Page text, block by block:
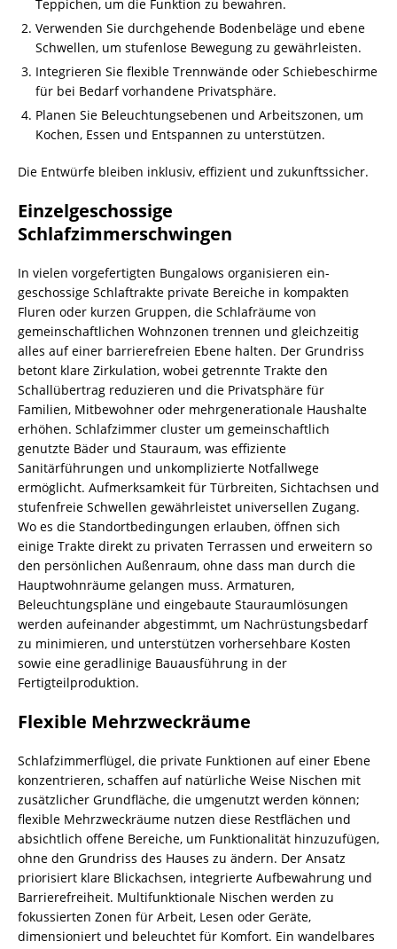
Teppichen, um die Funktion zu bewahren.
Verwenden Sie durchgehende Bodenbeläge und ebene
Schwellen, um stufenlose Bewegung zu gewährleisten.
Integrieren Sie flexible Trennwände oder Schiebeschirme
für bei Bedarf vorhandene Privatsphäre.
Planen Sie Beleuchtungsebenen und Arbeitszonen, um
Kochen, Essen und Entspannen zu unterstützen.
Die Entwürfe bleiben inklusiv, effizient und zukunftssicher.
Einzelgeschossige
Schlafzimmerschwingen
In vielen vorgefertigten Bungalows organisieren ein-
geschossige Schlaftrakte private Bereiche in kompakten
Fluren oder kurzen Gruppen, die Schlafräume von
gemeinschaftlichen Wohnzonen trennen und gleichzeitig
alles auf einer barrierefreien Ebene halten. Der Grundriss
betont klare Zirkulation, wobei getrennte Trakte den
Schallübertrag reduzieren und die Privatsphäre für
Familien, Mitbewohner oder mehrgenerationale Haushalte
erhöhen. Schlafzimmer cluster um gemeinschaftlich
genutzte Bäder und Stauraum, was effiziente
Sanitärführungen und unkomplizierte Notfallwege
ermöglicht. Aufmerksamkeit für Türbreiten, Sichtachsen und
stufenfreie Schwellen gewährleistet universellen Zugang.
Wo es die Standortbedingungen erlauben, öffnen sich
einige Trakte direkt zu privaten Terrassen und erweitern so
den persönlichen Außenraum, ohne dass man durch die
Hauptwohnräume gelangen muss. Armaturen,
Beleuchtungspläne und eingebaute Stauraumlösungen
werden aufeinander abgestimmt, um Nachrüstungsbedarf
zu minimieren, und unterstützen vorhersehbare Kosten
sowie eine geradlinige Bauausführung in der
Fertigteilproduktion.
Flexible Mehrzweckräume
Schlafzimmerflügel, die private Funktionen auf einer Ebene
konzentrieren, schaffen auf natürliche Weise Nischen mit
zusätzlicher Grundfläche, die umgenutzt werden können;
flexible Mehrzweckräume nutzen diese Restflächen und
absichtlich offene Bereiche, um Funktionalität hinzuzufügen,
ohne den Grundriss des Hauses zu ändern. Der Ansatz
priorisiert klare Blickachsen, integrierte Aufbewahrung und
Barrierefreiheit. Multifunktionale Nischen werden zu
fokussierten Zonen für Arbeit, Lesen oder Geräte,
dimensioniert und beleuchtet für Komfort. Ein wandelbares